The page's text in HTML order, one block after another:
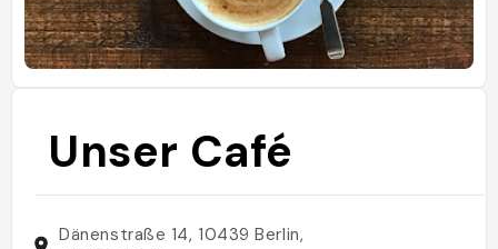
Unser Café
Dänenstraße 14, 10439 Berlin,